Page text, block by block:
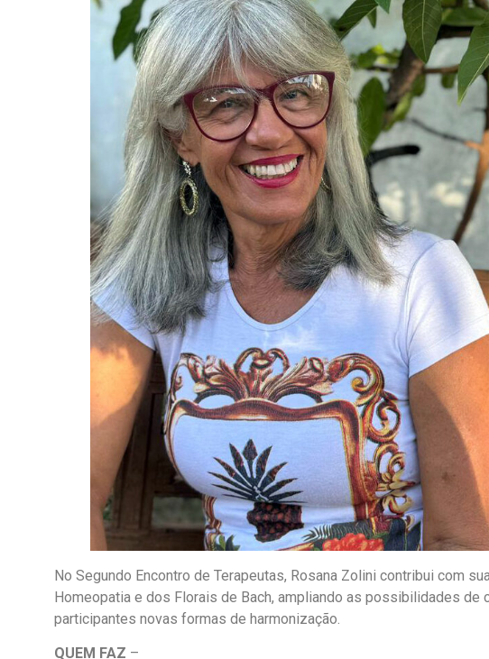
No Segundo Encontro de Terapeutas, Rosana Zolini contribui com
Homeopatia e dos Florais de Bach, ampliando as possibilidades de
participantes novas formas de harmonização.
QUEM FAZ –